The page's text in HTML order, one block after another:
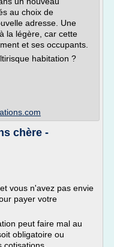
au choix de
adresse. Une
la légère, car cette
et ses occupants.
habitation ?
chère -
vous n'avez pas envie
payer votre
peut faire mal au
obligatoire ou